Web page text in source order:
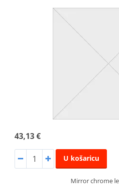
43,13 €
U košaricu
Mirror chrome